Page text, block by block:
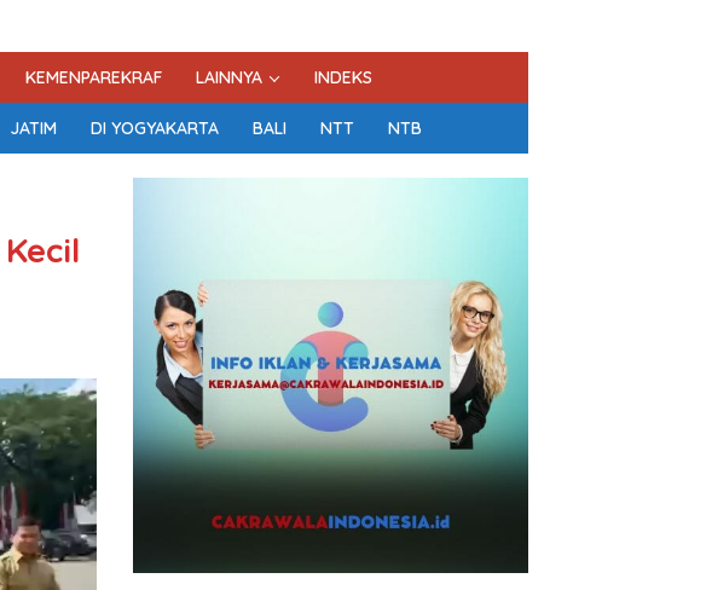
KEMENPAREKRAF LAINNYA INDEKS
JATIM DI YOGYAKARTA BALI NTT NTB